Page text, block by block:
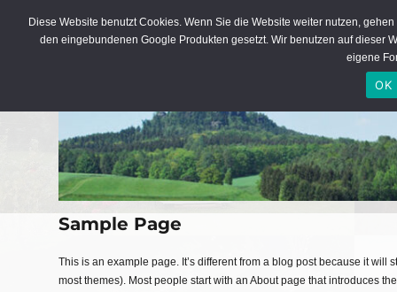
Ferienwohnung in der
Sample Page
This is an example page. It’s different from a blog post because it
most themes). Most people start with an About page that introduces
Diese Website benutzt Cookies. Wenn Sie die Website weiter nutzen,
den eingebundenen Google Produkten gesetzt. Wir benutzen auf dieser
eigene
OK